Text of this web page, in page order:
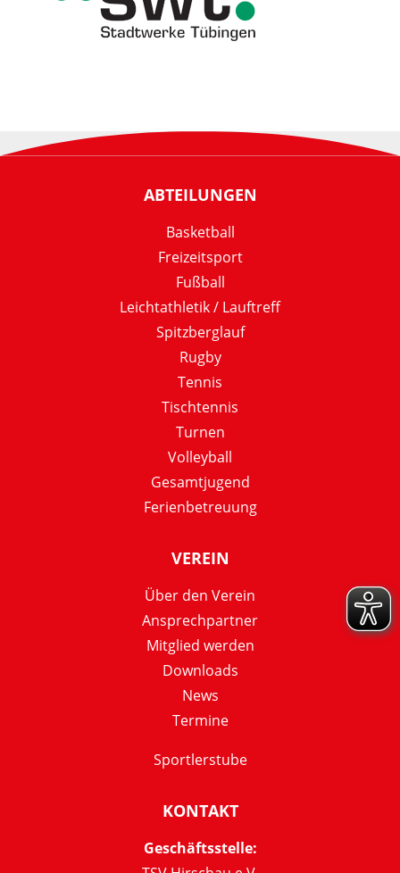
ABTEILUNGEN
Basketball
Freizeitsport
Fußball
Leichtathletik / Lauftreff
Spitzberglauf
Rugby
Tennis
Tischtennis
Turnen
Volleyball
Gesamtjugend
Ferienbetreuung
VEREIN
Über den Verein
Ansprechpartner
Mitglied werden
Downloads
News
Termine
Sportlerstube
KONTAKT
Geschäftsstelle: